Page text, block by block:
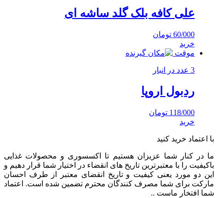
علی کافه بلک گلد ساشه ای
60/000 تومان
خرید
موقت
3 عدد در انبار
ردبول اروپا
118/000 تومان
خرید
با اعتماد خرید کنید
ما در کنار شما عزیزان هستیم تا اکسسوری و محصولات غذایی
باکیفیت را با معتبرترین تاریخ های انقضاء در اختیار شما قرار دهیم و
این دو مورد یعنی کیفیت و تاریخ انقضای معتبر از طرف احسان
مارکت برای شما مصرف کنندگان محترم تضمین شده است. اعتماد
شما افتخار ماست ..